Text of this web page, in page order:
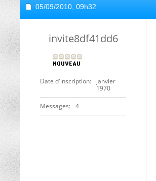
05/09/2010, 09h32
invite8df41dd6
Date d'inscription
janvier
1970
Messages 4